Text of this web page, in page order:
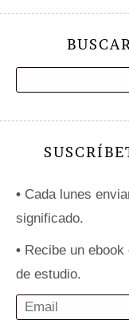
• Cada lunes
significado.
• Recibe un
de estudio.